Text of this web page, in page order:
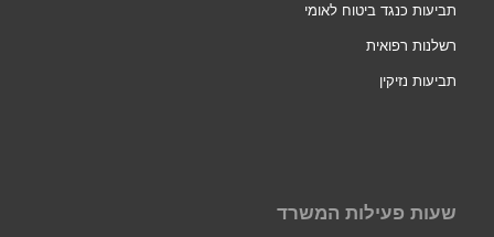
תביעות כנגד ביטוח לאומי
רשלנות רפואית
תביעות נזיקין
שעות פעילות המשרד